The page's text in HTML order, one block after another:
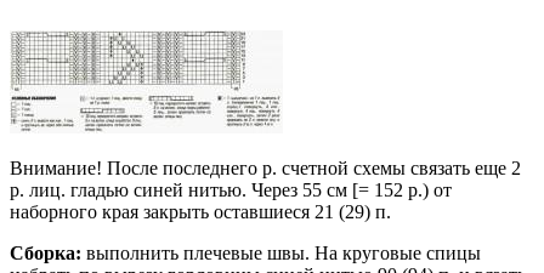
Внимание! После последнего р. счетной схемы связать еще 2
р. лиц. гладью синей нитью. Через 55 см [= 152 р.) от
наборного края закрыть оставшиеся 21 (29) п.
Сборка: выполнить плечевые швы. На круговые спицы